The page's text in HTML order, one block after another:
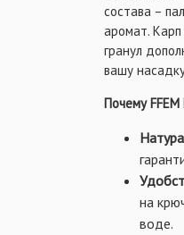
состава –
аромат.
гранул
вашу
Почему
на
воде.